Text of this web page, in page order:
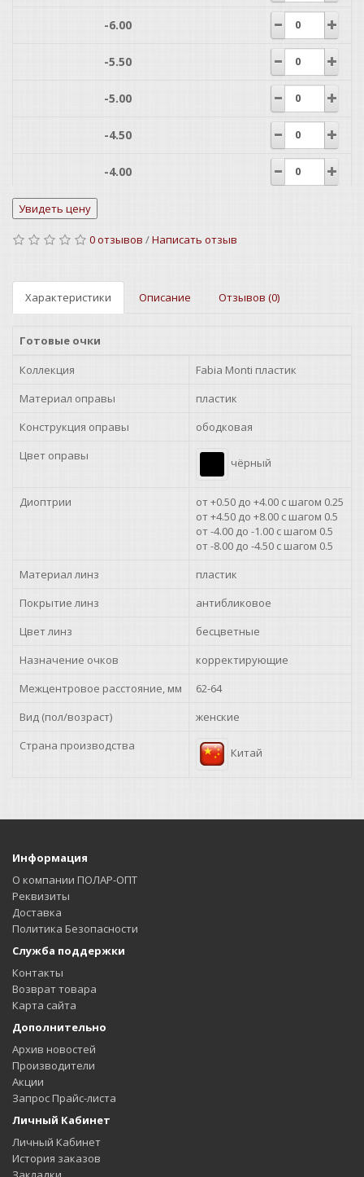
-6.00
-5.50
-5.00
-4.50
-4.00
-3.00
-2.50
-2.00
+0.50
+2.25
+2.50
+6.50
0 отзывов /Написать отзыв
Характеристики Описание Отзывов (0)
Готовые очки
Коллекция
Fabia Monti пластик
Материал оправы
пластик
Конструкция оправы
ободковая
Цвет оправы
чёрный
Диоптрии
от +0.50 до +4.00 с шагом 0.25
от +4.50 до +8.00 с шагом 0.5
от -4.00 до -1.00 с шагом 0.5
от -8.00 до -4.50 с шагом 0.5
Материал линз
пластик
Покрытие линз
антибликовое
Цвет линз
бесцветные
Назначение очков
корректирующие
Межцентровое расстояние, мм
62-64
Вид (пол/возраст)
женские
Страна производства
Китай
Информация
О компании ПОЛАР-ОПТ
Реквизиты
Доставка
Политика Безопасности
Служба поддержки
Контакты
Возврат товара
Карта сайта
Дополнительно
Архив новостей
Производители
Акции
Запрос Прайс-листа
Личный Кабинет
Личный Кабинет
История заказов